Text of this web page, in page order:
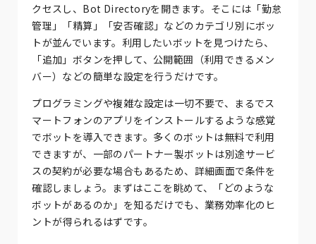
クセスし、Bot Directoryを開きます。そこには「勤怠
管理」「精算」「安否確認」などのカテゴリ別にボッ
トが並んでいます。利用したいボットを見つけたら、
「追加」ボタンを押して、公開範囲（利用できるメン
バー）などの簡単な設定を行うだけです。
プログラミングや複雑な設定は一切不要で、まるでス
マートフォンのアプリをインストールするような感覚
でボットを導入できます。多くのボットは無料で利用
できますが、一部のパートナー製ボットは別途サービ
スの契約が必要な場合もあるため、詳細画面で条件を
確認しましょう。まずはここを眺めて、「どのような
ボットがあるのか」を知るだけでも、業務効率化のヒ
ントが得られるはずです。